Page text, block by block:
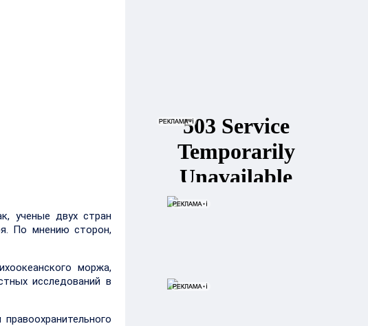
ученые двух стран
По мнению сторон,
моржа,
исследований в